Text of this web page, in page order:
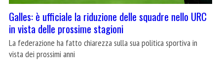
Galles: è ufficiale la riduzione delle squadre nello URC
in vista delle prossime stagioni
La federazione ha fatto chiarezza sulla sua politica sportiva in
vista dei prossimi anni